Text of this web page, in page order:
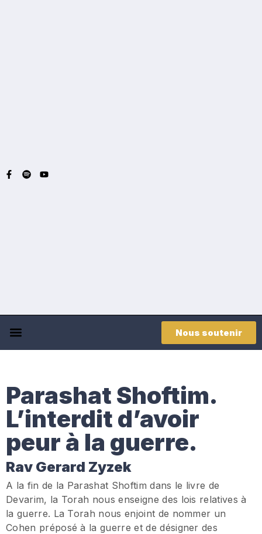
Nous soutenir
Parashat Shoftim.
L’interdit d’avoir
peur à la guerre.
Rav Gerard Zyzek
A la fin de la Parashat Shoftim dans le livre de
Devarim, la Torah nous enseigne des lois relatives à
la guerre. La Torah nous enjoint de nommer un
Cohen préposé à la guerre et de désigner des